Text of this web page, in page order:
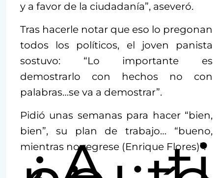
y a favor de la ciudadanía”, aseveró.
Tras hacerle notar que eso lo pregonan
todos los políticos, el joven panista
sostuvo: “Lo importante es
demostrarlo con hechos no con
palabras…se va a demostrar”.
Pidió unas semanas para hacer “bien,
bien”, su plan de trabajo… “bueno,
mientras no regrese (Enrique Flores)”.